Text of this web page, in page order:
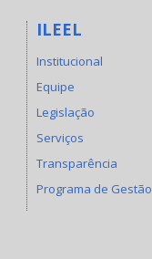
ILEEL
Institucional
Equipe
Legislação
Serviços
Transparência
Programa de Gestão